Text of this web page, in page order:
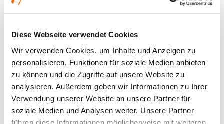
Diese Webseite verwendet Cookies
Wir verwenden Cookies, um Inhalte und Anzeigen zu
personalisieren, Funktionen für soziale Medien anbieten
zu können und die Zugriffe auf unsere Website zu
analysieren. Außerdem geben wir Informationen zu Ihrer
Verwendung unserer Website an unsere Partner für
soziale Medien und Analysen weiter. Unsere Partner
führen diese Informationen möglicherweise mit weiteren
Infos für Familien
Täglich geöffnet
Eintritt frei
Barrierefreier Zugang für Menschen mit Rollstuhl
Rollstuhlgerechtes WC
Spielplatz
Gastronomisches Angebot